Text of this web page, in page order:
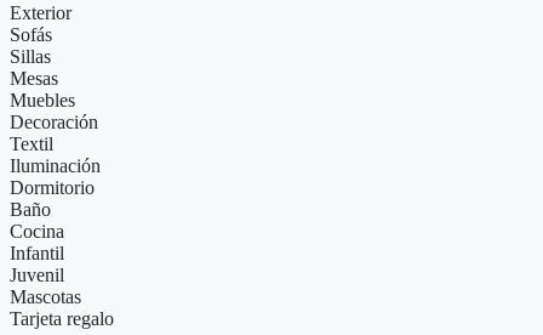
Exterior
Sofás
Sillas
Mesas
Muebles
Decoración
Textil
Iluminación
Dormitorio
Baño
Cocina
Infantil
Juvenil
Mascotas
Tarjeta regalo